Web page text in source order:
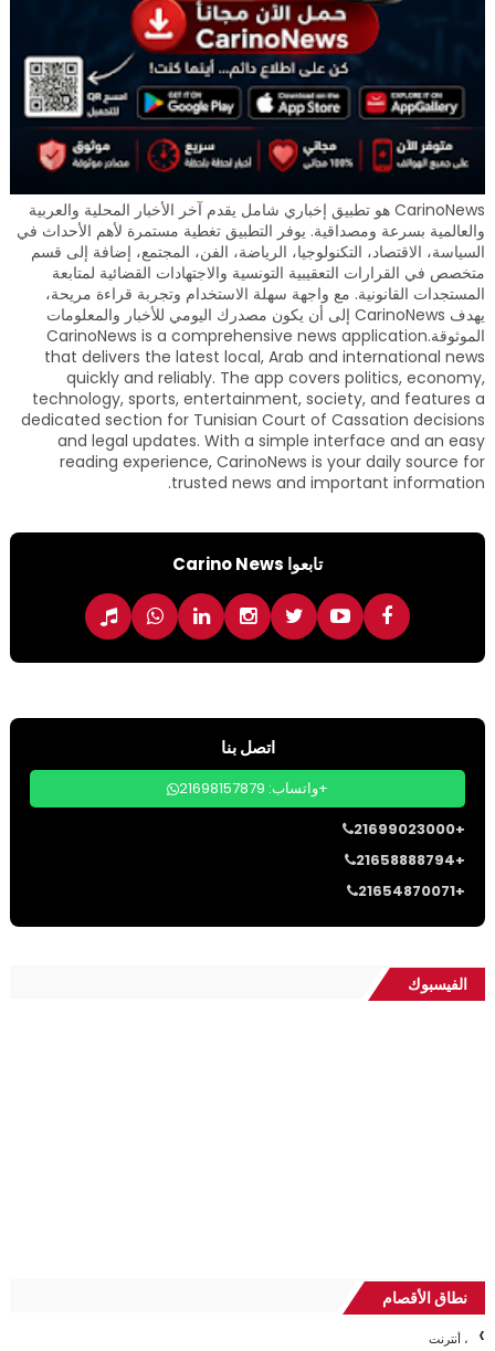
CarinoNews هو تطبيق إخباري شامل يقدم آخر الأخبار المحلية والعربية
والعالمية بسرعة ومصداقية. يوفر التطبيق تغطية مستمرة لأهم الأحداث في
السياسة، الاقتصاد، التكنولوجيا، الرياضة، الفن، المجتمع، إضافة إلى قسم
متخصص في القرارات التعقيبية التونسية والاجتهادات القضائية لمتابعة
المستجدات القانونية. مع واجهة سهلة الاستخدام وتجربة قراءة مريحة،
يهدف CarinoNews إلى أن يكون مصدرك اليومي للأخبار والمعلومات
الموثوقة.CarinoNews is a comprehensive news application
that delivers the latest local, Arab and international news
quickly and reliably. The app covers politics, economy,
technology, sports, entertainment, society, and features a
dedicated section for Tunisian Court of Cassation decisions
and legal updates. With a simple interface and an easy
reading experience, CarinoNews is your daily source for
trusted news and important information.
تابعوا Carino News
اتصل بنا
واتساب: 21698157879+
21699023000+
21658888794+
21654870071+
الفيسبوك
نطاق الأقصام
، أنترنت